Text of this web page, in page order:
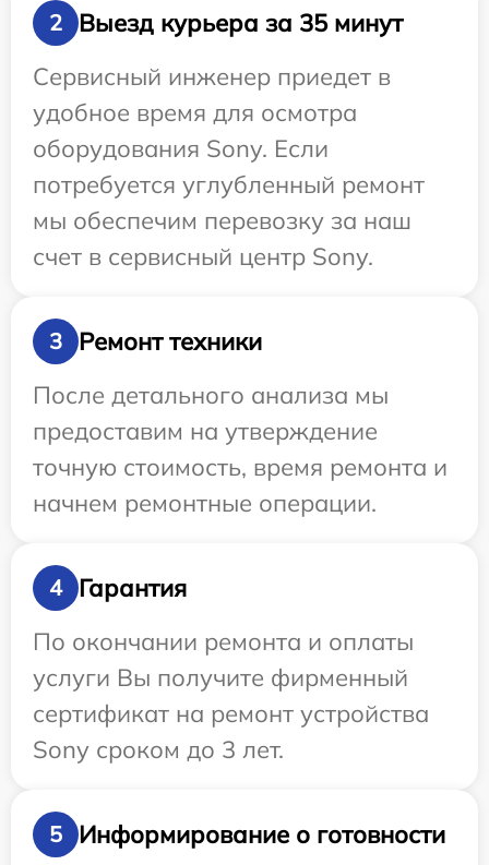
2
Выезд курьера за 35 минут
Сервисный инженер приедет в
удобное время для осмотра
оборудования Sony. Если
потребуется углубленный ремонт
мы обеспечим перевозку за наш
счет в сервисный центр Sony.
3
Ремонт техники
После детального анализа мы
предоставим на утверждение
точную стоимость, время ремонта и
начнем ремонтные операции.
4
Гарантия
По окончании ремонта и оплаты
услуги Вы получите фирменный
сертификат на ремонт устройства
Sony сроком до 3 лет.
5 Информирование о готовности